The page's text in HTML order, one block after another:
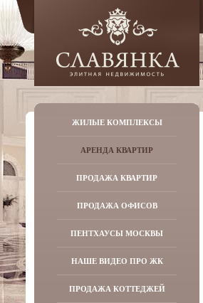
ЖИЛЫЕ КОМПЛЕКСЫ
АРЕНДА КВАРТИР
ПРОДАЖА КВАРТИР
ПРОДАЖА ОФИСОВ
ПЕНТХАУСЫ МОСКВЫ
НАШЕ ВИДЕО ПРО ЖК
ПРОДАЖА КОТТЕДЖЕЙ